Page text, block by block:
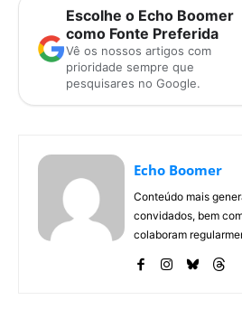
Escolhe o Echo Boomer
como Fonte Preferida
Vê os nossos artigos com
prioridade sempre que
pesquisares no Google.
Echo Boomer
Conteúdo mais
convidados, bem
colaboram